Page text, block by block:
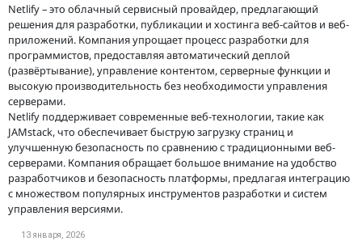
Netlify – это облачный сервисный провайдер, предлагающий
решения для разработки, публикации и хостинга веб-сайтов и веб-
приложений. Компания упрощает процесс разработки для
программистов, предоставляя автоматический деплой
(развёртывание), управление контентом, серверные функции и
высокую производительность без необходимости управления
серверами.
Netlify поддерживает современные веб-технологии, такие как
JAMstack, что обеспечивает быструю загрузку страниц и
улучшенную безопасность по сравнению с традиционными веб-
серверами. Компания обращает большое внимание на удобство
разработчиков и безопасность платформы, предлагая интеграцию
с множеством популярных инструментов разработки и систем
управления версиями.
13 января, 2026